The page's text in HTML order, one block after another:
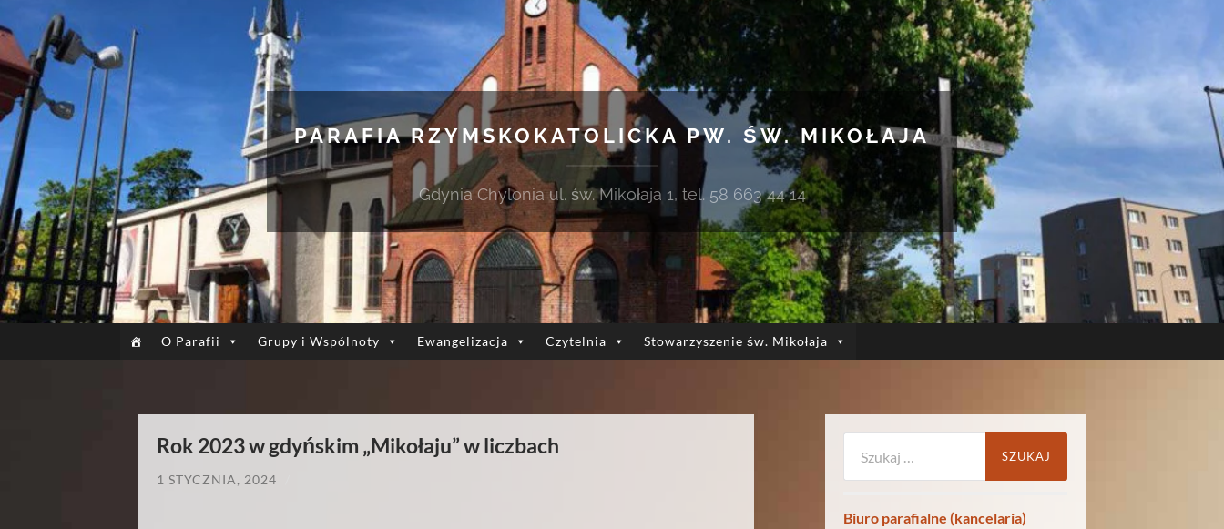
PARAFIA RZYMSKOKATOLICKA PW. ŚW. MIKOŁAJA
Gdynia Chylonia ul. św. Mikołaja 1, tel. 58 663 44 14
O Parafii Grupy i Wspólnoty Ewangelizacja Czytelnia Stowarzyszenie św. Mikołaja
Rok 2023 w gdyńskim „Mikołaju” w liczbach
1 STYCZNIA, 2024
Biuro parafialne (kancelaria)